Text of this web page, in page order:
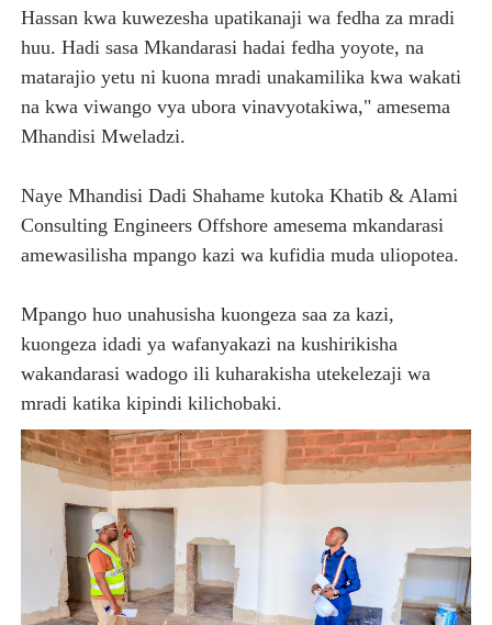
Hassan kwa kuwezesha upatikanaji wa fedha za mradi
huu. Hadi sasa Mkandarasi hadai fedha yoyote, na
matarajio yetu ni kuona mradi unakamilika kwa wakati
na kwa viwango vya ubora vinavyotakiwa," amesema
Mhandisi Mweladzi.
Naye Mhandisi Dadi Shahame kutoka Khatib & Alami
Consulting Engineers Offshore amesema mkandarasi
amewasilisha mpango kazi wa kufidia muda uliopotea.
Mpango huo unahusisha kuongeza saa za kazi,
kuongeza idadi ya wafanyakazi na kushirikisha
wakandarasi wadogo ili kuharakisha utekelezaji wa
mradi katika kipindi kilichobaki.